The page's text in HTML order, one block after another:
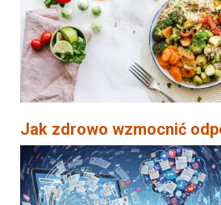
Jak zdrowo wzmocnić